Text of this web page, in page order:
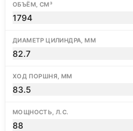
ОБЪЁМ, СМ³
1794
ДИАМЕТР ЦИЛИНДРА, ММ
82.7
ХОД ПОРШНЯ, ММ
83.5
МОЩНОСТЬ, Л.С.
88